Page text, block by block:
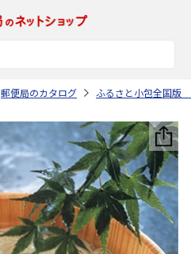
郵便局のカタログ ふるさと小包全国版